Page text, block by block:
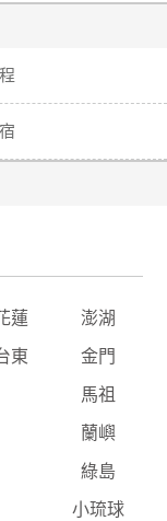
蓮 澎湖
東 金門
馬祖
蘭嶼
綠島
小琉球